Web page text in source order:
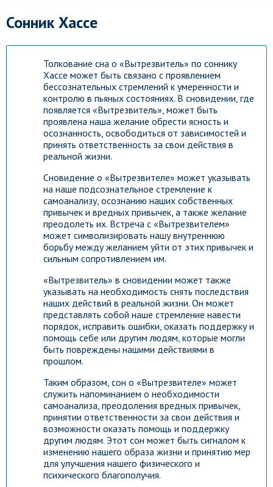
Сонник Хассе
Толкование сна о «Вытрезвитель» по соннику
Хассе может быть связано с проявлением
бессознательных стремлений к умеренности и
контролю в пьяных состояниях. В сновидении, где
появляется «Вытрезвитель», может быть
проявлена наша желание обрести ясность и
осознанность, освободиться от зависимостей и
принять ответственность за свои действия в
реальной жизни.
Сновидение о «Вытрезвителе» может указывать
на наше подсознательное стремление к
самоанализу, осознанию наших собственных
привычек и вредных привычек, а также желание
преодолеть их. Встреча с «Вытрезвителем»
может символизировать нашу внутреннюю
борьбу между желанием уйти от этих привычек и
сильным сопротивлением им.
«Вытрезвитель» в сновидении может также
указывать на необходимость снять последствия
наших действий в реальной жизни. Он может
представлять собой наше стремление навести
порядок, исправить ошибки, оказать поддержку и
помощь себе или другим людям, которые могли
быть повреждены нашими действиями в
прошлом.
Таким образом, сон о «Вытрезвителе» может
служить напоминанием о необходимости
самоанализа, преодоления вредных привычек,
принятии ответственности за свои действия и
возможности оказать помощь и поддержку
другим людям. Этот сон может быть сигналом к
изменению нашего образа жизни и принятию мер
для улучшения нашего физического и
психического благополучия.